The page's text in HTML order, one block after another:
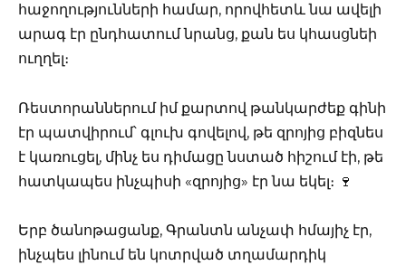
հաջողությունների համար, որովհետև նա ավելի
արագ էր ընդհատում նրանց, քան ես կհասցնեի
ուղղել։
Ռեստորաններում իմ քարտով թանկարժեք գինի
էր պատվիրում՝ գլուխ գովելով, թե զրոյից բիզնես
է կառուցել, մինչ ես դիմացը նստած հիշում էի, թե
հատկապես ինչպիսի «զրոյից» էր նա եկել։ 🍷
Երբ ծանոթացանք, Գրանտն անչափ հմայիչ էր,
ինչպես լինում են կոտրված տղամարդիկ